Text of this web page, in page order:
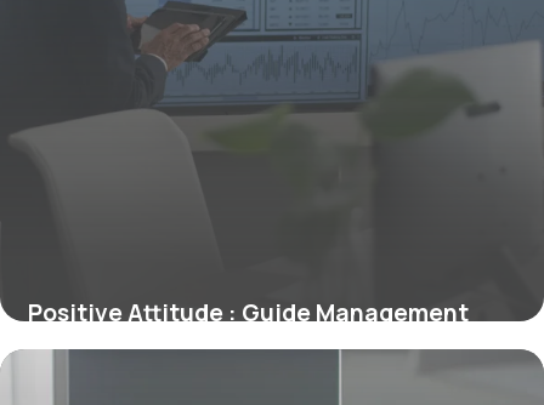
Positive Attitude : Guide Management
2026